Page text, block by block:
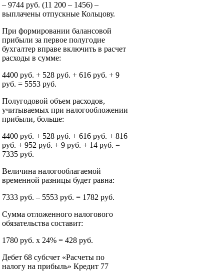
– 9744 руб. (11 200 – 1456) –
выплачены отпускные Кольцову.
При формировании балансовой
прибыли за первое полугодие
бухгалтер вправе включить в расчет
расходы в сумме:
4400 руб. + 528 руб. + 616 руб. + 9
руб. = 5553 руб.
Полугодовой объем расходов,
учитываемых при налогообложении
прибыли, больше:
4400 руб. + 528 руб. + 616 руб. + 816
руб. + 952 руб. + 9 руб. + 14 руб. =
7335 руб.
Величина налогооблагаемой
временной разницы будет равна:
7333 руб. – 5553 руб. = 1782 руб.
Сумма отложенного налогового
обязательства составит:
1780 руб. х 24% = 428 руб.
Дебет 68 субсчет «Расчеты по
налогу на прибыль» Кредит 77